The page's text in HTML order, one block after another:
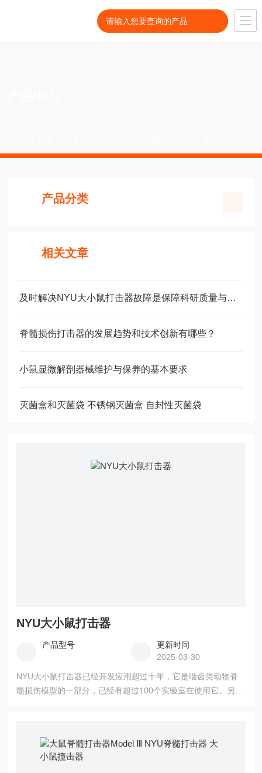
产品分类
相关文章
及时解决NYU大小鼠打击器故障是保障科研质量与动物福利的关键
脊髓损伤打击器的发展趋势和技术创新有哪些？
小鼠显微解剖器械维护与保养的基本要求
灭菌盒和灭菌袋 不锈钢灭菌盒 自封性灭菌袋
NYU大小鼠打击器
产品型号
更新时间
2025-03-30
NYU大小鼠打击器已经开发应用超过十年，它是啮齿类动物脊
髓损伤模型的一部分，已经有超过100个实验室在使用它。另